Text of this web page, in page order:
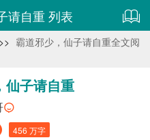
请自重 列表
>> 霸道邪少，仙子请自重全文阅
仙子请自重
456 万字